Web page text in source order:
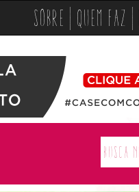
Sobre Quem Faz